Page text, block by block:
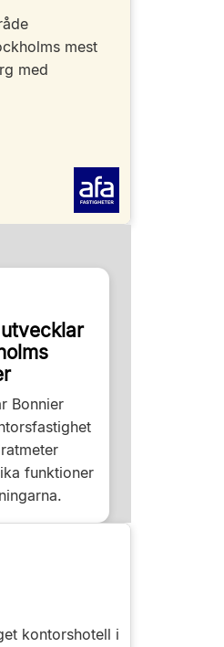
mest
med
Bonnier
funktioner
kontorshotell i